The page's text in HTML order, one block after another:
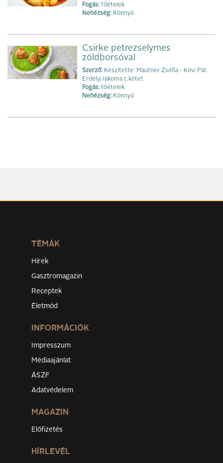
Fogás: főételek
Nehézség: Könnyű
Csirke petrezselymes
zöldborsóval
Szerző: Készítette: Mautner Zsófia - Kövi Pál:
Erdélyi lakoma c.kötet
Fogás: főételek
Nehézség: Könnyű
TÉMÁK
Hírek
Gasztromagazin
Receptek
Életmód
INFORMÁCIÓK
Impresszum
Médiaajánlat
ÁSZF
Adatvédelem
MAGAZIN
Előfizetés
HÍRLEVÉL